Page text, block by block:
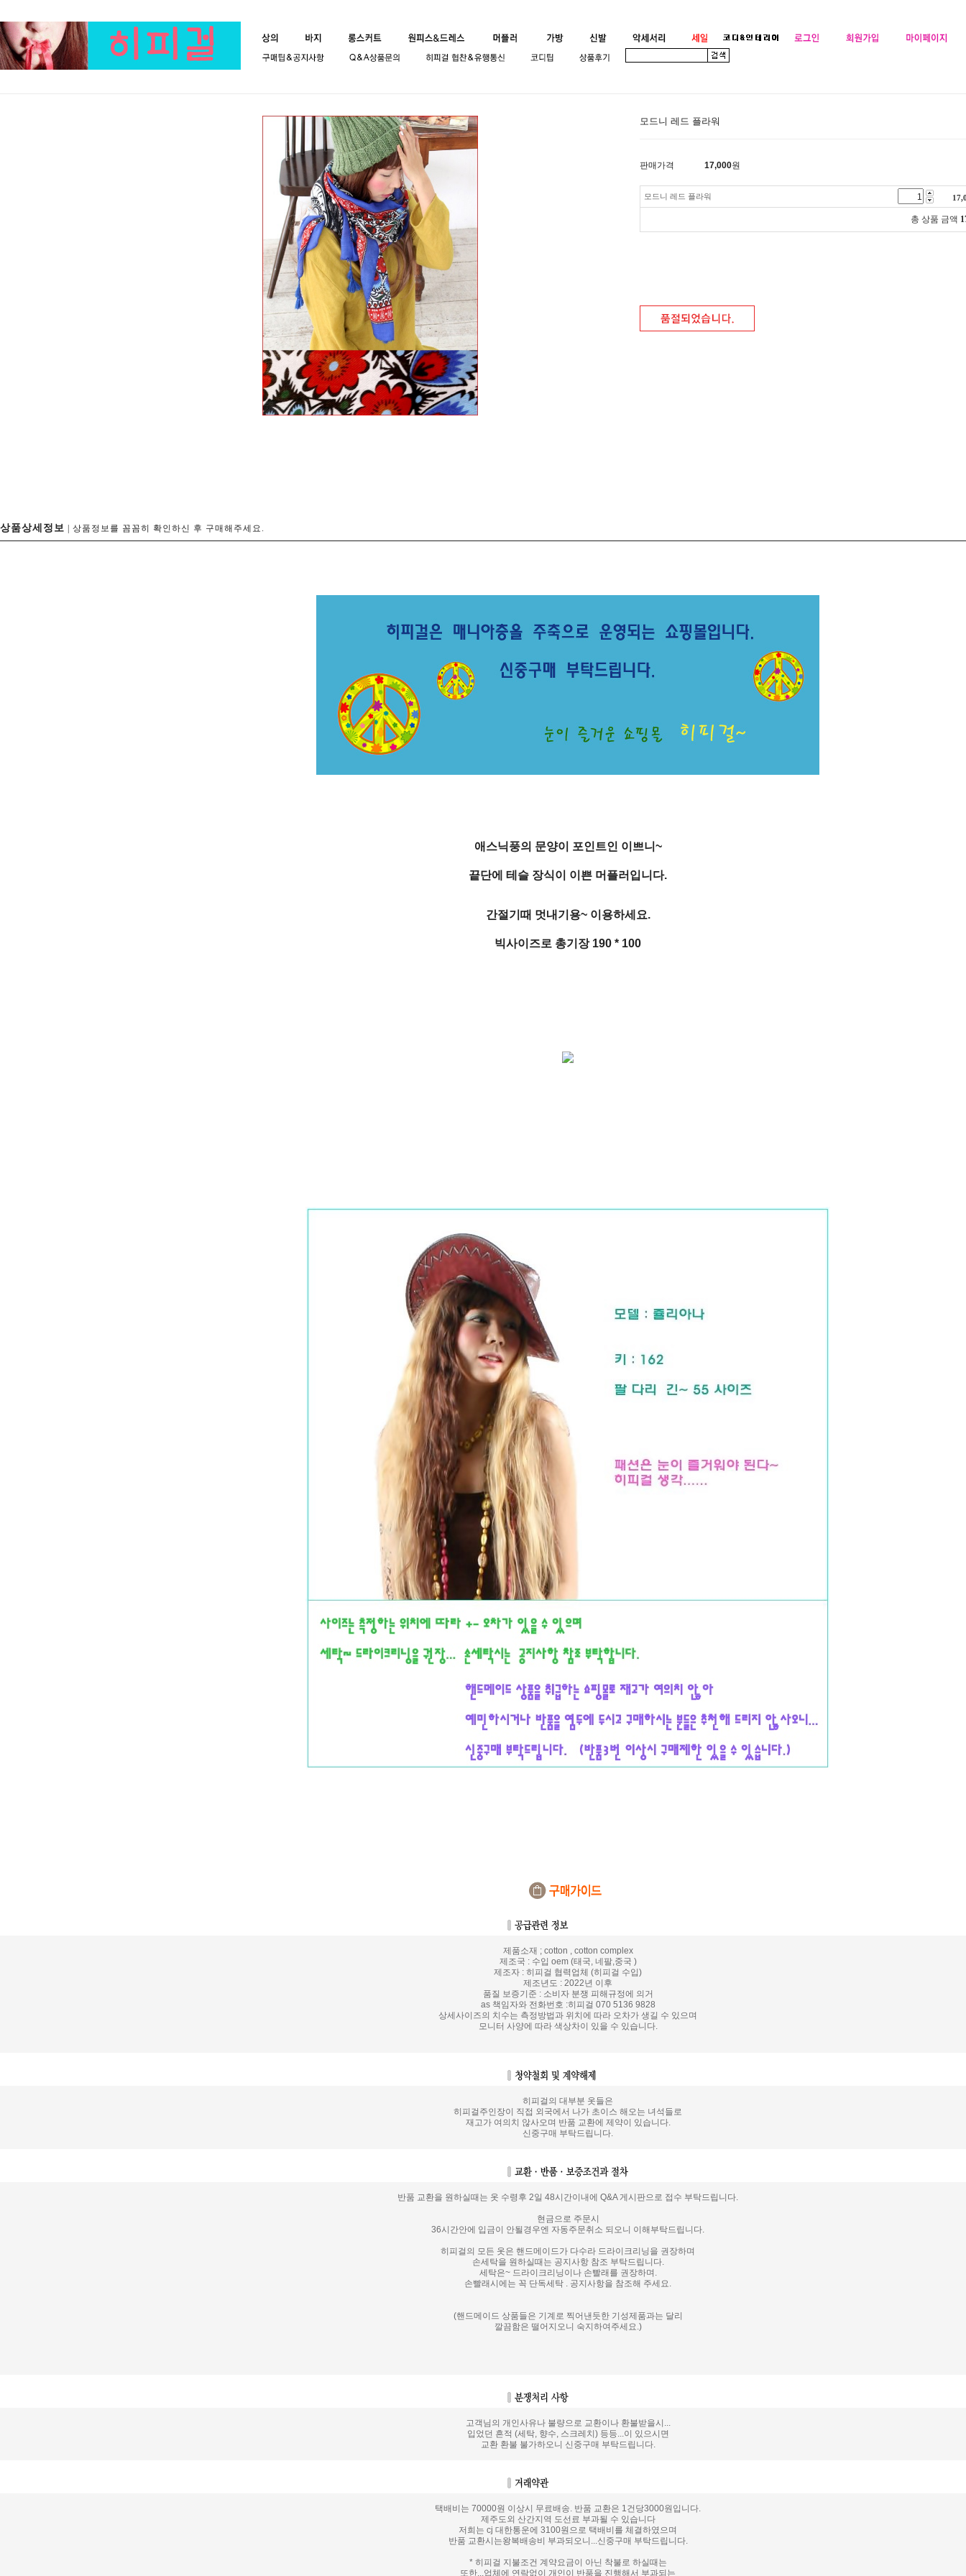
모드니 레드 플라워
판매가격 17,000원
모드니 레드 플라워
총 상품 금액
상품상세정보 | 상품정보를 꼼꼼히 확인하신 후 구매해주세요.
애스닉풍의 문양이 포인트인 이쁘니~
끝단에 테슬 장식이 이쁜 머플러입니다.
간절기때 멋내기용~ 이용하세요.
빅사이즈로 총기장 190 * 100
제품소재 ; cotton , cotton complex
제조국 : 수입 oem (태국, 네팔,중국 )
제조자 : 히피걸 협력업체 (히피걸 수입)
제조년도 : 2022년 이후
품질 보증기준 : 소비자 분쟁 피해규정에 의거
as 책임자와 전화번호 :히피걸 070 5136 9828
상세사이즈의 치수는 측정방법과 위치에 따라 오차가 생길 수 있으며
모니터 사양에 따라 색상차이 있을 수 있습니다.
히피걸의 대부분 옷들은
히피걸주인장이 직접 외국에서 나가 초이스 해오는 녀석들로
재고가 여의치 않사오며 반품 교환에 제약이 있습니다.
신중구매 부탁드립니다.
반품 교환을 원하실때는 옷 수령후 2일 48시간이내에 Q&A 게시판으로 접수 부탁드립니다.
현금으로 주문시
36시간안에 입금이 안될경우엔 자동주문취소 되오니 이해부탁드립니다.
히피걸의 모든 옷은 핸드메이드가 다수라 드라이크리닝을 권장하며
손세탁을 원하실때는 공지사항 참조 부탁드립니다.
세탁은~ 드라이크리닝이나 손빨래를 권장하며.
손빨래시에는 꼭 단독세탁 . 공지사항을 참조해 주세요.
(핸드메이드 상품들은 기계로 찍어낸듯한 기성제품과는 달리
깔끔함은 떨어지오니 숙지하여주세요.)
고객님의 개인사유나 불량으로 교환이나 환불받을시...
입었던 흔적 (세탁, 향수, 스크레치) 등등...이 있으시면
교환 환불 불가하오니 신중구매 부탁드립니다.
택배비는 70000원 이상시 무료배송. 반품 교환은 1건당3000원입니다.
제주도외 산간지역 도선료 부과될 수 있습니다
저희는 cj 대한통운에 3100원으로 택배비를 체결하였으며
반품 교환시는왕복배송비 부과되오니...신중구매 부탁드립니다.
* 히피걸 지불조건 계약요금이 아닌 착불로 하실때는
또한...업체에 연락없이 개인이 반품을 진행해서 부과되는